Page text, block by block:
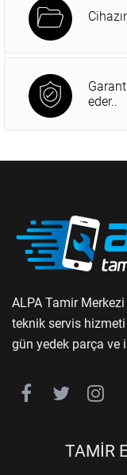
eder..
ALPA Tamir
teknik servis
gün yedek parça ve
TAMİR